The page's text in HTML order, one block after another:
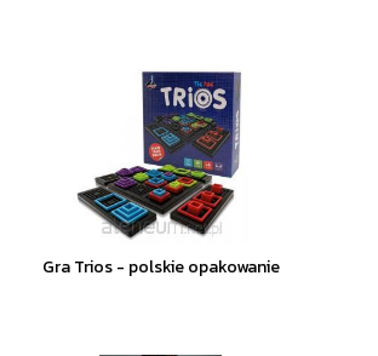
Gra Trios - polskie opakowanie